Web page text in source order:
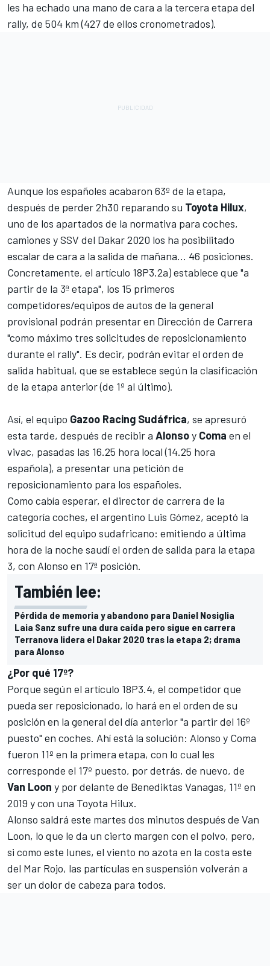
les ha echado una mano de cara a la tercera etapa del
rally, de 504 km (427 de ellos cronometrados).
Aunque los españoles acabaron 63º de la etapa,
después de perder 2h30 reparando su Toyota Hilux,
uno de los apartados de la normativa para coches,
camiones y SSV del Dakar 2020 los ha posibilitado
escalar de cara a la salida de mañana... 46 posiciones.
Concretamente, el artículo 18P3.2a) establece que "a
partir de la 3ª etapa", los 15 primeros
competidores/equipos de autos de la general
provisional podrán presentar en Dirección de Carrera
"como máximo tres solicitudes de reposicionamiento
durante el rally". Es decir, podrán evitar el orden de
salida habitual, que se establece según la clasificación
de la etapa anterior (de 1º al último).
Así, el equipo Gazoo Racing Sudáfrica, se apresuró
esta tarde, después de recibir a Alonsoy Coma en el
vivac, pasadas las 16.25 hora local (14.25 hora
española), a presentar una petición de
reposicionamiento para los españoles.
Como cabía esperar, el director de carrera de la
categoría coches, el argentino Luis Gómez, aceptó la
solicitud del equipo sudafricano: emitiendo a última
hora de la noche saudí el orden de salida para la etapa
3, con Alonso en 17ª posición.
También lee:
Pérdida de memoria y abandono para Daniel Nosiglia
Laia Sanz sufre una dura caída pero sigue en carrera
Terranova lidera el Dakar 2020 tras la etapa 2; drama
para Alonso
¿Por qué 17º?
Porque según el artículo 18P3.4, el competidor que
pueda ser reposicionado, lo hará en el orden de su
posición en la general del día anterior "a partir del 16º
puesto" en coches. Ahí está la solución: Alonso y Coma
fueron 11º en la primera etapa, con lo cual les
corresponde el 17º puesto, por detrás, de nuevo, de
Van Loon y por delante de Benediktas Vanagas, 11º en
2019 y con una Toyota Hilux.
Alonso saldrá este martes dos minutos después de Van
Loon, lo que le da un cierto margen con el polvo, pero,
si como este lunes, el viento no azota en la costa este
del Mar Rojo, las partículas en suspensión volverán a
ser un dolor de cabeza para todos.